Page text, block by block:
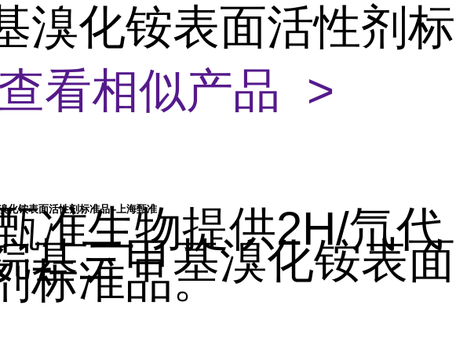
溴化铵表面活性剂标
看相似产品 >
化铵表面活性剂标准品 -上海甄准
准生物提供2H/氘代
基三甲基溴化铵表面
标准品。